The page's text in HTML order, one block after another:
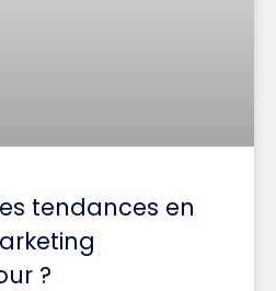
tendances en
?